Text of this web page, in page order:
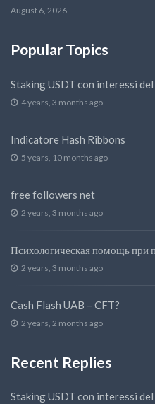
August 6, 2026
Popular Topics
Staking USDT con interessi
4 years, 3 months ago
Indicatore Hash Ribbons
5 years, 10 months ago
free followers net
2 years, 3 months ago
Психологическая помощь при
2 years, 3 months ago
Cash Flash UAB – CFT?
2 years, 2 months ago
Recent Replies
Staking USDT con interessi